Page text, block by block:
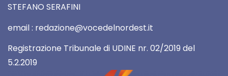
STEFANO SERAFINI
email : redazione@vocedelnordest.it
Registrazione Tribunale di UDINE nr. 02/2019 del
5.2.2019